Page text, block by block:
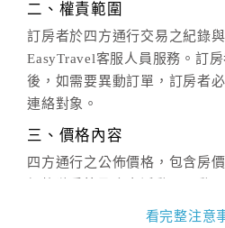
二、權責範圍
訂房者於四方通行交易之紀錄
EasyTravel客服人員服務。訂
後，如需要異動訂單，訂房者
連絡對象。
三、價格內容
四方通行之公佈價格，包含房
價」之當日價格為標準。
看完整注意